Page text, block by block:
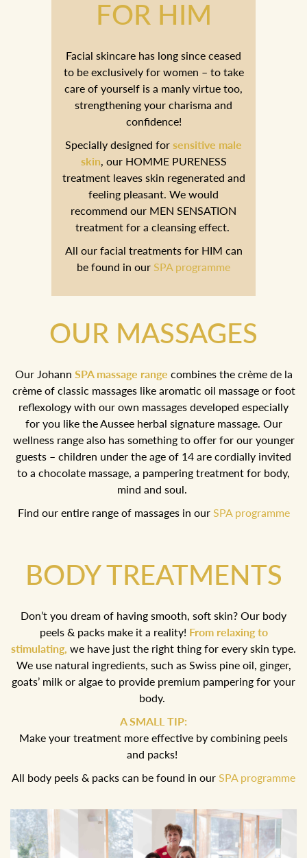
FOR HIM
Facial skincare has long since ceased
to be exclusively for women – to take
care of yourself is a manly virtue too,
strengthening your charisma and
confidence!
Specially designed for sensitive male
skin , our HOMME PURENESS
treatment leaves skin regenerated and
feeling pleasant. We would
recommend our MEN SENSATION
treatment for a cleansing effect.
All our facial treatments for HIM can
be found in our SPA programme
OUR MASSAGES
Our Johann SPA massage range combines the crème de la
crème of classic massages like aromatic oil massage or foot
reflexology with our own massages developed especially
for you like the Aussee herbal signature massage. Our
wellness range also has something to offer for our younger
guests – children under the age of 14 are cordially invited
to a chocolate massage, a pampering treatment for body,
mind and soul.
Find our entire range of massages in our SPA programme
BODY TREATMENTS
Don’t you dream of having smooth, soft skin? Our body
peels & packs make it a reality! From relaxing to
stimulating, we have just the right thing for every skin type.
We use natural ingredients, such as Swiss pine oil, ginger,
goats’ milk or algae to provide premium pampering for your
body.
A SMALL TIP:
Make your treatment more effective by combining peels
and packs!
All body peels & packs can be found in our SPA programme